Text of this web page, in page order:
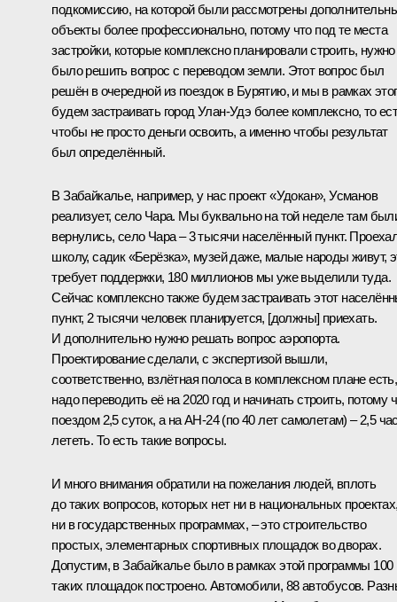
подкомиссию, на которой были рассмотрены
объекты более профессионально, потому что под те места
застройки, которые комплексно планировали строить, нужно
было решить вопрос с переводом земли. Этот вопрос был
решён в очередной из поездок в Бурятию, и мы в рамках
будем застраивать город Улан-Удэ более комплексно, то
чтобы не просто деньги освоить, а именно чтобы результат
был определённый.
В Забайкалье, например, у нас проект «Удокан», Усманов
реализует, село Чара. Мы буквально на той неделе там
вернулись, село Чара – 3 тысячи населённый пункт.
школу, садик «Берёзка», музей даже, малые народы живут,
требует поддержки, 180 миллионов мы уже выделили туда.
Сейчас комплексно также будем застраивать этот
пункт, 2 тысячи человек планируется, [должны] приехать.
И дополнительно нужно решать вопрос аэропорта.
Проектирование сделали, с экспертизой вышли,
соответственно, взлётная полоса в комплексном плане есть,
надо переводить её на 2020 год и начинать строить, потому
поездом 2,5 суток, а на АН-24 (по 40 лет самолетам) – 2,5
лететь. То есть такие вопросы.
И много внимания обратили на пожелания людей, вплоть
до таких вопросов, которых нет ни в национальных
ни в государственных программах, – это строительство
простых, элементарных спортивных площадок во дворах.
Допустим, в Забайкалье было в рамках этой программы 100
таких площадок построено. Автомобили, 88 автобусов.